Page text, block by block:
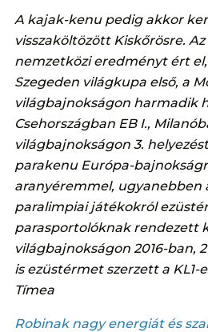
A kajak-kenu pedig akkor
visszaköltözött Kiskőrösre.
nemzetközi eredményt ért
Szegeden világkupa első, a
világbajnokságon harmadik
Csehországban EB I.,
világbajnokságon 3.
parakenu Európa-
aranyéremmel, ugyanebben
paralimpiai játékokról
parasportolóknak rendezett
világbajnokságon 2016-ban,
is ezüstérmet szerzett a KL1-
Tímea
Robinak nagy energiát és